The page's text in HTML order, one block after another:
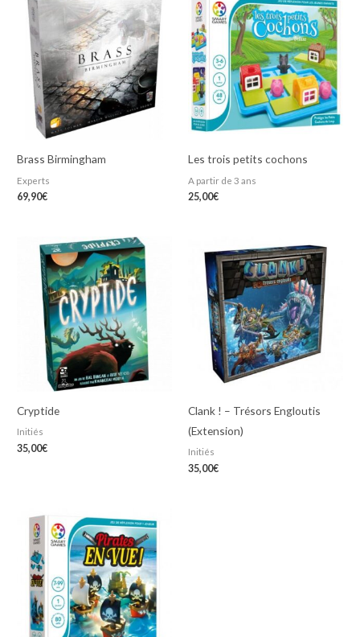
Brass Birmingham
Experts
69,90€
Les trois petits cochons
A partir de 3 ans
25,00€
Cryptide
Initiés
35,00€
Clank ! – Trésors Engloutis
(Extension)
Initiés
35,00€